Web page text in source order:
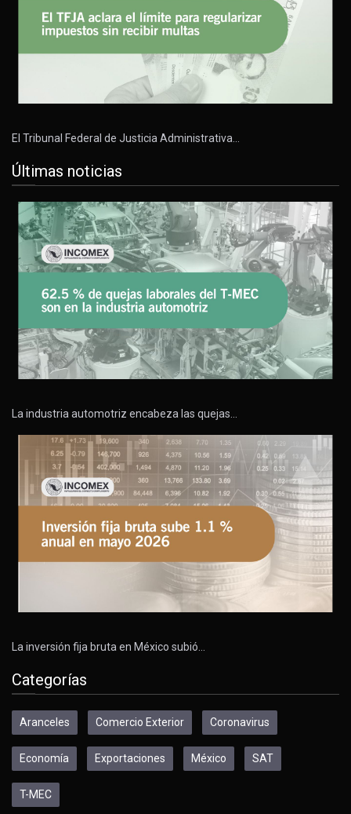
El Tribunal Federal de Justicia Administrativa…
Últimas noticias
La industria automotriz encabeza las quejas…
La inversión fija bruta en México subió…
Categorías
Aranceles Comercio Exterior Coronavirus
Economía Exportaciones México SAT
T-MEC